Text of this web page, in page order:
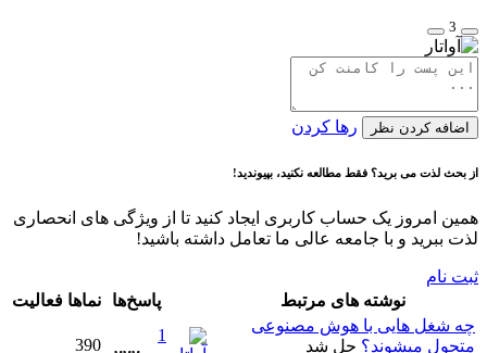
3
اضافه کردن نظر رها کردن
از بحث لذت می برید؟ فقط مطالعه نکنید، بپیوندید!
همین امروز یک حساب کاربری ایجاد کنید تا از ویژگی های انحصاری
لذت ببرید و با جامعه عالی ما تعامل داشته باشید!
ثبت نام
نوشته های مرتبط
پاسخ‌ها نماها فعالیت
چه شغل هایی با هوش مصنوعی
متحول میشوند؟ حل شد
1
390